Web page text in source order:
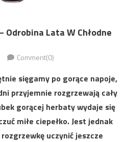
Lata W Chłodne
Comment(0)
sięgamy po gorące napoje,
przyjemnie rozgrzewają cały
gorącej herbaty wydaje się
miłe ciepełko. Jest jednak
uczynić jeszcze